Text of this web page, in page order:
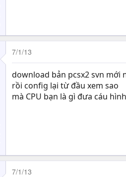
7/1/13
download bản pcsx2 svn mới
rồi config lại từ đầu xem sao
mà CPU bạn là gì đưa cáu
7/1/13